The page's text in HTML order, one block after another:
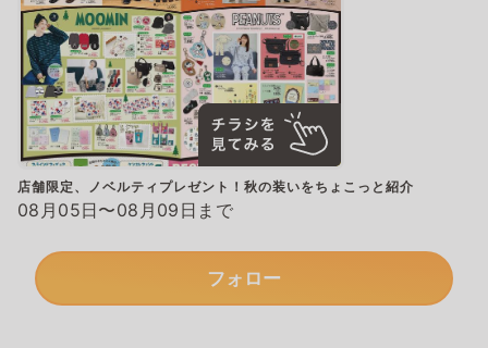
店舗限定、ノベルティプレゼント！秋の装いをちょこっと紹介
08月05日〜08月09日まで
フォロー